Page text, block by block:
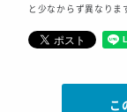
と少なからず異なりま
こ